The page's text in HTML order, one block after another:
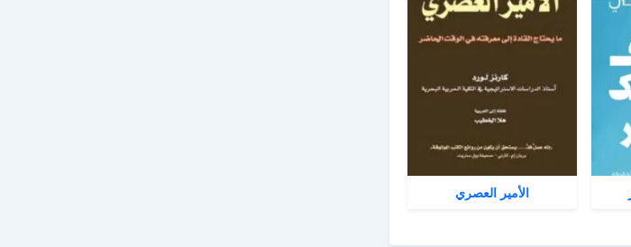
الأمير العصري